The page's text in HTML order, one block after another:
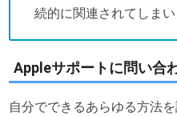
続的に関連されてしまい
Appleサポートに問い合
自分でできるあらゆる方法